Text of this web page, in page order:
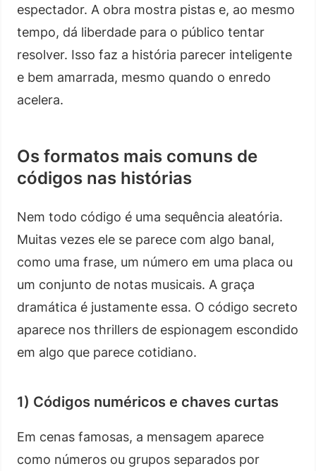
espectador. A obra mostra pistas e, ao mesmo
tempo, dá liberdade para o público tentar
resolver. Isso faz a história parecer inteligente
e bem amarrada, mesmo quando o enredo
acelera.
Os formatos mais comuns de
códigos nas histórias
Nem todo código é uma sequência aleatória.
Muitas vezes ele se parece com algo banal,
como uma frase, um número em uma placa ou
um conjunto de notas musicais. A graça
dramática é justamente essa. O código secreto
aparece nos thrillers de espionagem escondido
em algo que parece cotidiano.
1) Códigos numéricos e chaves curtas
Em cenas famosas, a mensagem aparece
como números ou grupos separados por